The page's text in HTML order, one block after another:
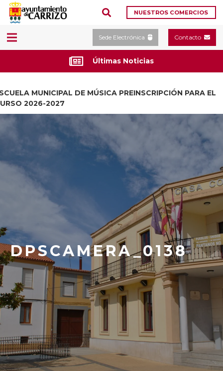
NUESTROS COMERCIOS
Sede Electrónica Contacto
Últimas Noticias
MUNICIPAL DE MÚSICA PREINSCRIPCIÓN PARA EL
2026-2027
DPSCAMERA_0138